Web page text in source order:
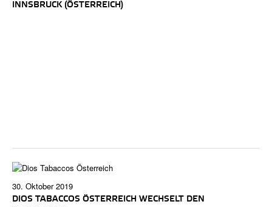
INNSBRUCK (ÖSTERREICH)
30. Oktober 2019
DIOS TABACCOS ÖSTERREICH WECHSELT DEN